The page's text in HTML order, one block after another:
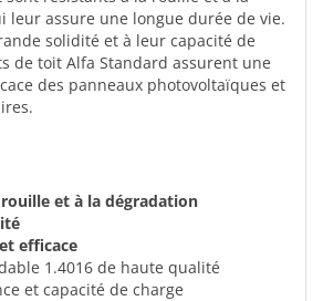
leur assure une longue durée de vie.
solidité et à leur capacité de
de toit Alfa Standard assurent une
des panneaux photovoltaïques et
et à la dégradation
efficace
1.4016 de haute qualité
et capacité de charge